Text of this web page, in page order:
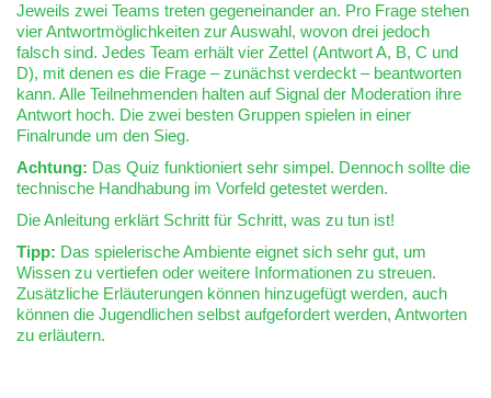
Jeweils zwei Teams treten gegeneinander an. Pro Frage stehen
vier Antwortmöglichkeiten zur Auswahl, wovon drei jedoch
falsch sind. Jedes Team erhält vier Zettel (Antwort A, B, C und
D), mit denen es die Frage – zunächst verdeckt – beantworten
kann. Alle Teilnehmenden halten auf Signal der Moderation ihre
Antwort hoch. Die zwei besten Gruppen spielen in einer
Finalrunde um den Sieg.
Achtung: Das Quiz funktioniert sehr simpel. Dennoch sollte die
technische Handhabung im Vorfeld getestet werden.
Die Anleitung erklärt Schritt für Schritt, was zu tun ist!
Tipp: Das spielerische Ambiente eignet sich sehr gut, um
Wissen zu vertiefen oder weitere Informationen zu streuen.
Zusätzliche Erläuterungen können hinzugefügt werden, auch
können die Jugendlichen selbst aufgefordert werden, Antworten
zu erläutern.